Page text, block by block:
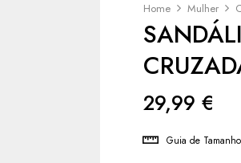
Home Mulher
29,99 €
Guia de